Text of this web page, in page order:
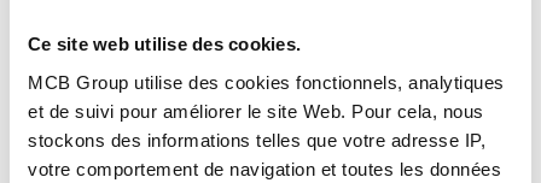
Ce site web utilise des cookies.
MCB Group utilise des cookies fonctionnels, analytiques
et de suivi pour améliorer le site Web. Pour cela, nous
stockons des informations telles que votre adresse IP,
votre comportement de navigation et toutes les données
PRODUIT
DESCRIPTION DU PRODUIT